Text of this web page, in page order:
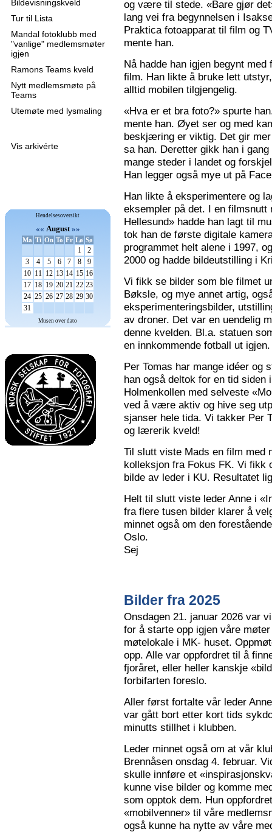
Bildevisningskveld
Tur til Lista
Mandal fotoklubb med
"vanlige" medlemsmøter
igjen
Ramons Teams kveld
Nytt medlemsmøte på
Teams
Utemøte med lysmaling
Vis arkivérte
Hendelsesoversikt
«« August»»
Ma Ti On To Fr Lø Sø
1
2
3
4 5 6 7 8
9
10 11 12 13 14 15 16
17 18 19 20 21 22 23
24 25 26 27 28 29 30
31
Musen over dato
og være til stede. «Bare gjør
lang vei fra begynnelsen i
Praktica fotoapparat til film og
mente han.
Nå hadde han igjen begynt
film. Han likte å bruke lett
alltid mobilen tilgjengelig.
«Hva er et bra foto?» spurte
mente han. Øyet ser og med
beskjæring er viktig. Det gir
sa han. Deretter gikk han i
mange steder i landet og
Han legger også mye ut på
Han likte å eksperimentere og
eksempler på det. I en filmsnutt
Hellesund» hadde han lagt til
tok han de første digitale
programmet helt alene i 1997,
2000 og hadde bildeutstilling i
Vi fikk se bilder som ble filmet
Bøksle, og mye annet artig,
eksperimenteringsbilder,
av droner. Det var en uendelig
denne kvelden. Bl.a. statuen
en innkommende fotball ut igjen.
Per Tomas har mange idéer og
han også deltok for en tid siden
Holmenkollen med selveste
ved å være aktiv og hive seg
sjanser hele tida. Vi takker Per
og lærerik kveld!
Til slutt viste Mads en film med
kolleksjon fra Fokus FK. Vi fikk
bilde av leder i KU. Resultatet
Helt til slutt viste leder Anne i
fra flere tusen bilder klarer å
minnet også om den
Oslo.
Sej
Bilder fra 2025
Onsdagen 21. januar 2026 var
for å starte opp igjen våre
møtelokale i MK- huset.
opp. Alle var oppfordret til å
fjoråret, eller heller kanskje
forbifarten foreslo.
Aller først fortalte vår leder
var gått bort etter kort tids
minutts stillhet i klubben.
Leder minnet også om at vår
Brennåsen onsdag 4. februar.
skulle innføre et
kunne vise bilder og komme
som opptok dem. Hun
«mobilvenner» til våre
også kunne ha nytte av våre